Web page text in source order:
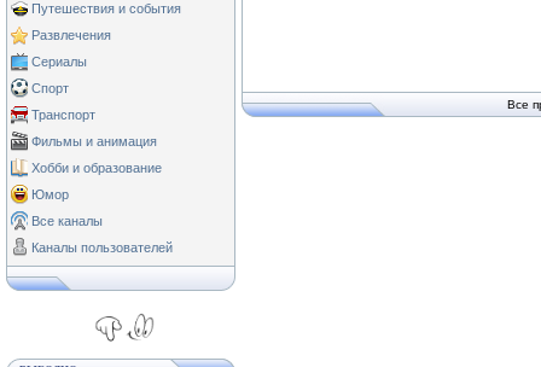
Путешествия и события
Развлечения
Сериалы
Спорт
Транспорт
Фильмы и анимация
Хобби и образование
Юмор
Все каналы
Каналы пользователей
Все